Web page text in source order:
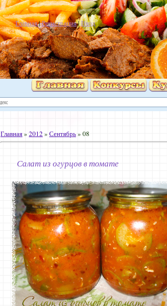
Главная|Регистрация|Вход
Главная» 2012» Сентябрь» 08
Салат из огурцов в томате